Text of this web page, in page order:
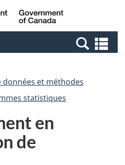
Passer
au
Passer
à
Canada
et
données et méthodes
statistiques
en
de